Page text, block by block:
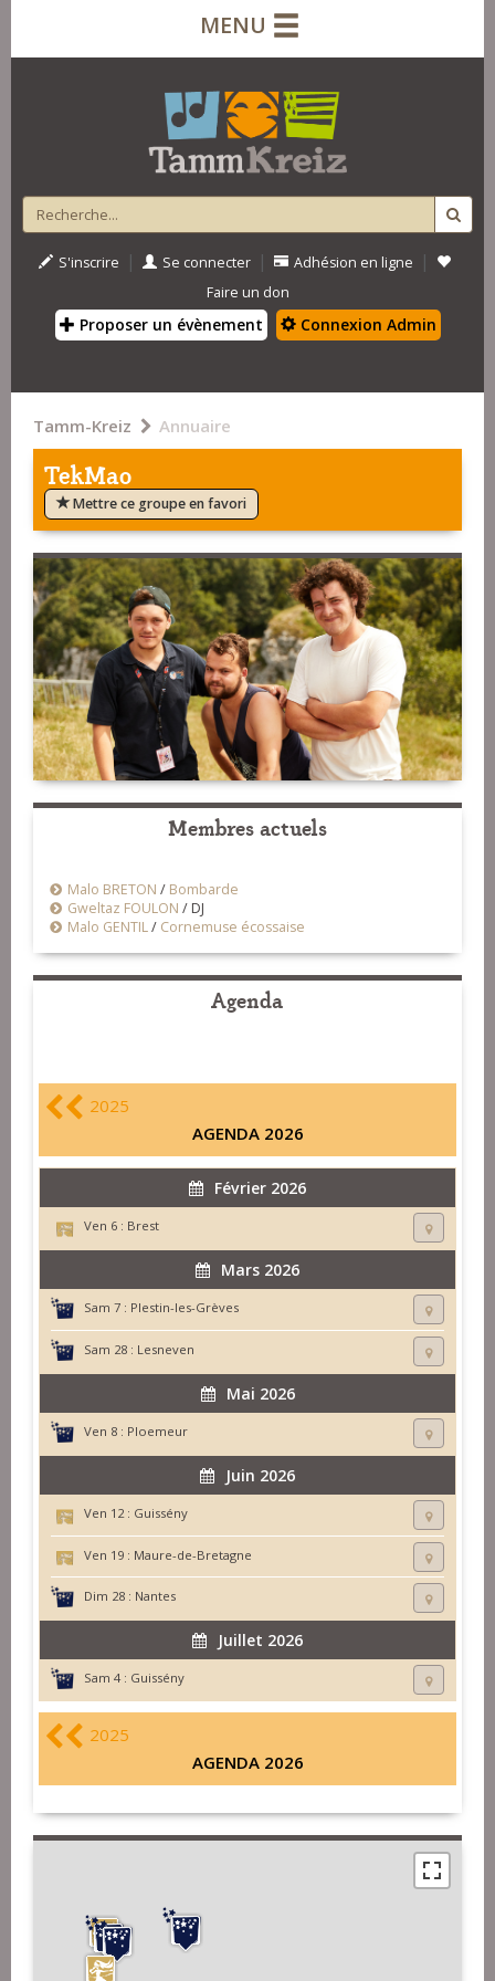
MENU
S'inscrire | Se connecter | Adhésion en ligne |
Faire un don
Proposer un évènement Connexion Admin
Tamm-Kreiz Annuaire
TekMao
Mettre ce groupe en favori
Membres actuels
Malo BRETON / Bombarde
Gweltaz FOULON / DJ
Malo GENTIL/ Cornemuse écossaise
Agenda
2025
AGENDA 2026
Février 2026
Ven 6 : Brest
Mars 2026
Sam 7 : Plestin-les-Grèves
Sam 28 : Lesneven
Mai 2026
Ven 8 : Ploemeur
Juin 2026
Ven 12 : Guissény
Ven 19 : Maure-de-Bretagne
Dim 28 : Nantes
Juillet 2026
Sam 4 : Guissény
2025
AGENDA 2026